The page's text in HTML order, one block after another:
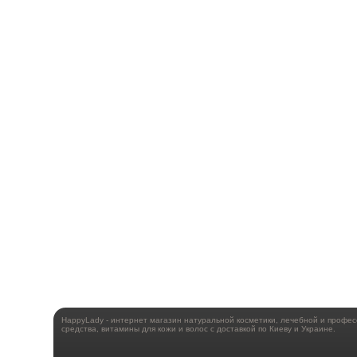
HappyLady - интернет магазин натуральной косметики, лечебной и
средства, витамины для кожи и волос с доставкой по Киеву и Украине.